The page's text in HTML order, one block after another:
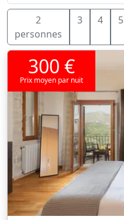
2
personnes
3 4 5
300 €
Prix moyen par nuit